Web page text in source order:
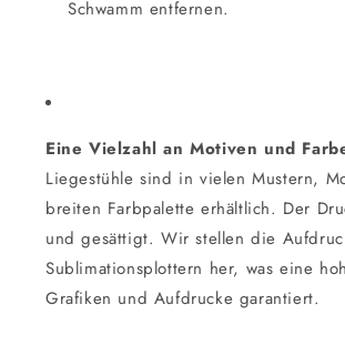
Schwamm entfernen.
Eine Vielzahl an Motiven und
Liegestühle sind in vielen Mustern,
breiten Farbpalette erhältlich. Der
und gesättigt. Wir stellen die
Sublimationsplottern her, was eine
Grafiken und Aufdrucke garantiert.